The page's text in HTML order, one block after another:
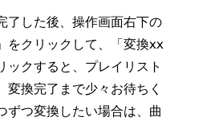
了した後、操作画面右下の
をクリックして、「変換xx
ックすると、プレイリスト
変換完了まで少々お待ちく
ずつ変換したい場合は、曲